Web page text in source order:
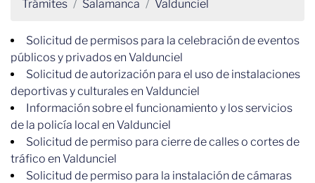
Trámites Salamanca Valdunciel
Solicitud de permisos para la celebración de eventos
públicos y privados en Valdunciel
Solicitud de autorización para el uso de instalaciones
deportivas y culturales en Valdunciel
Información sobre el funcionamiento y los servicios
de la policía local en Valdunciel
Solicitud de permiso para cierre de calles o cortes de
tráfico en Valdunciel
Solicitud de permiso para la instalación de cámaras